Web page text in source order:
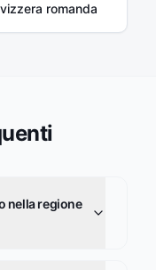
romanda
nella regione